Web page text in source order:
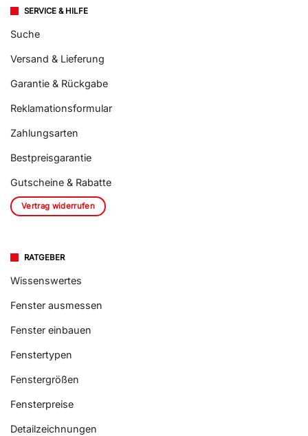
SERVICE & HILFE
Suche
Versand & Lieferung
Garantie & Rückgabe
Reklamationsformular
Zahlungsarten
Bestpreisgarantie
Gutscheine & Rabatte
Vertrag widerrufen
RATGEBER
Wissenswertes
Fenster ausmessen
Fenster einbauen
Fenstertypen
Fenstergrößen
Fensterpreise
Detailzeichnungen